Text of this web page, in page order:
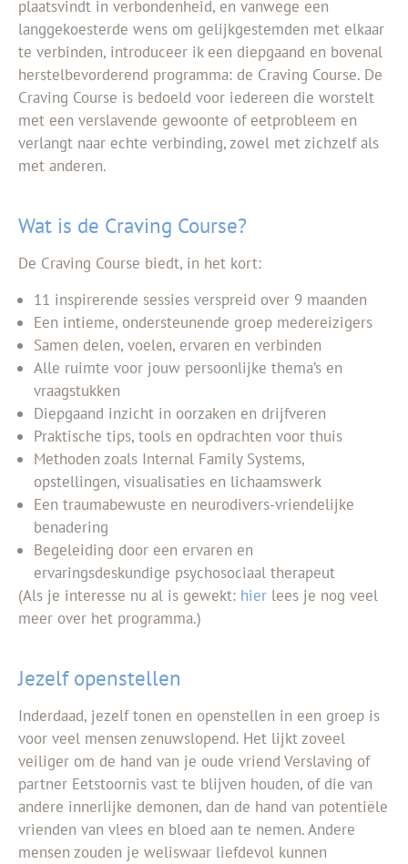
plaatsvindt in verbondenheid, en vanwege een
langgekoesterde wens om gelijkgestemden met elkaar
te verbinden, introduceer ik een diepgaand en bovenal
herstelbevorderend programma: de Craving Course. De
Craving Course is bedoeld voor iedereen die worstelt
met een verslavende gewoonte of eetprobleem en
verlangt naar echte verbinding, zowel met zichzelf als
met anderen.
Wat is de Craving Course?
De Craving Course biedt, in het kort:
11 inspirerende sessies verspreid over 9 maanden
Een intieme, ondersteunende groep medereizigers
Samen delen, voelen, ervaren en verbinden
Alle ruimte voor jouw persoonlijke thema’s en
vraagstukken
Diepgaand inzicht in oorzaken en drijfveren
Praktische tips, tools en opdrachten voor thuis
Methoden zoals Internal Family Systems,
opstellingen, visualisaties en lichaamswerk
Een traumabewuste en neurodivers-vriendelijke
benadering
Begeleiding door een ervaren en
ervaringsdeskundige psychosociaal therapeut
(Als je interesse nu al is gewekt: hier lees je nog veel
meer over het programma.)
Jezelf openstellen
Inderdaad, jezelf tonen en openstellen in een groep is
voor veel mensen zenuwslopend. Het lijkt zoveel
veiliger om de hand van je oude vriend Verslaving of
partner Eetstoornis vast te blijven houden, of die van
andere innerlijke demonen, dan de hand van potentiële
vrienden van vlees en bloed aan te nemen. Andere
mensen zouden je weliswaar liefdevol kunnen